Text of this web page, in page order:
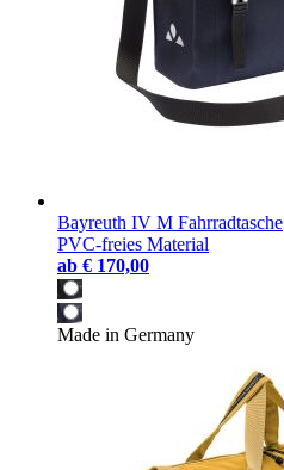
Bayreuth IV M Fahrradtasche
PVC-freies Material
ab € 170,00
Made in Germany